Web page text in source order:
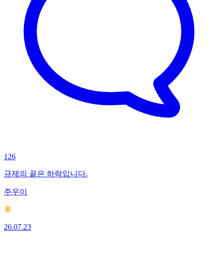
126
규제의 끝은 하락입니다.
주우이
26.07.23